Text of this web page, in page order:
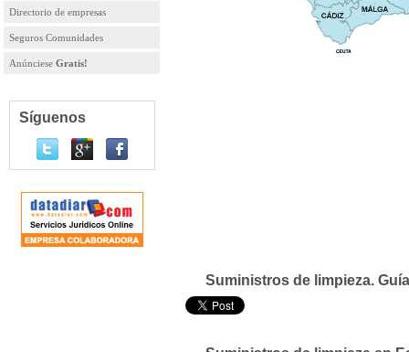
Directorio de empresas
Seguros Comunidades
Anúnciese Gratis!
Síguenos
Suministros de limpieza.